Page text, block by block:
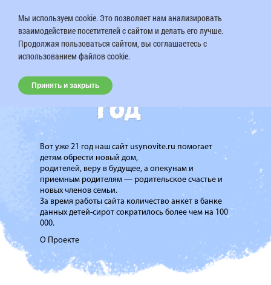
Вот уже 21 год наш сайт usynovite.ru помогает
детям обрести новый дом,
родителей, веру в будущее, а опекунам и
приемным родителям — родительское счастье и
новых членов семьи.
За время работы сайта количество анкет в банке
данных детей-сирот сократилось более чем на 100
000.
О Проекте
Мы используем cookie. Это позволяет нам анализировать
взаимодействие посетителей с сайтом и делать его лучше.
Продолжая пользоваться сайтом, вы соглашаетесь с
использованием файлов cookie.
Принять и закрыть